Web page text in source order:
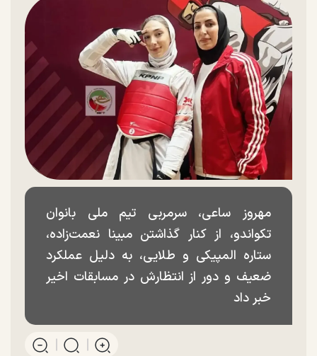
مهروز ساعی، سرمربی تیم ملی بانوان
تکواندو، از کنار گذاشتن مبینا نعمت‌زاده،
ستاره المپیکی و طلایی، به دلیل عملکرد
ضعیف و دور از انتظارش در مسابقات اخیر
خبر داد